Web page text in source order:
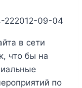
222012-09-04
в сети
что бы на
по